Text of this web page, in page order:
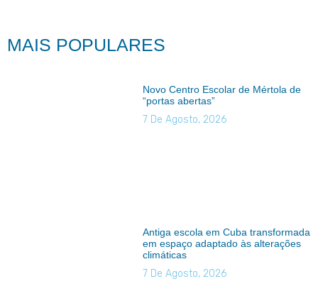
MAIS POPULARES
Novo Centro Escolar de Mértola de
“portas abertas”
7 De Agosto, 2026
Antiga escola em Cuba transformada
em espaço adaptado às alterações
climáticas
7 De Agosto, 2026